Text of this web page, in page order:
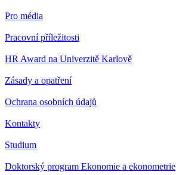
Pro média
Pracovní příležitosti
HR Award na Univerzitě Karlově
Zásady a opatření
Ochrana osobních údajů
Kontakty
Studium
Doktorský program Ekonomie a ekonometrie